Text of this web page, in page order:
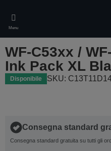
main
content
Menu
WF-C53xx /
Ink Pack XL
Disponibile SKU:
Consegna standard
Consegna standard gratuita su tutti gli